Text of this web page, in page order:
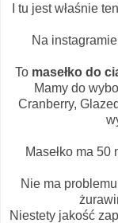
I tu jest właśnie
Na
To masełko do
Mamy do
Cranberry,
Masełko ma
Nie ma
Niestety jakość